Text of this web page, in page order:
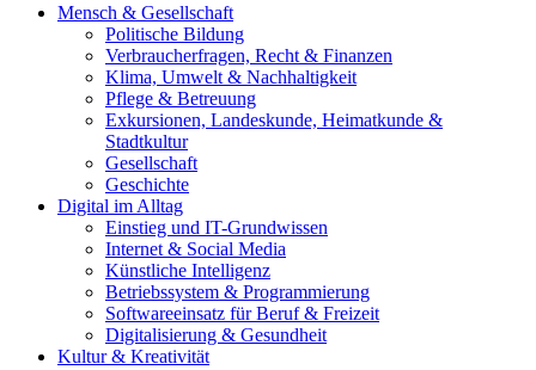
Mensch & Gesellschaft
Politische Bildung
Verbraucherfragen, Recht & Finanzen
Klima, Umwelt & Nachhaltigkeit
Pflege & Betreuung
Exkursionen, Landeskunde, Heimatkunde &
Stadtkultur
Gesellschaft
Geschichte
Digital im Alltag
Einstieg und IT-Grundwissen
Internet & Social Media
Künstliche Intelligenz
Betriebssystem & Programmierung
Softwareeinsatz für Beruf & Freizeit
Digitalisierung & Gesundheit
Kultur & Kreativität